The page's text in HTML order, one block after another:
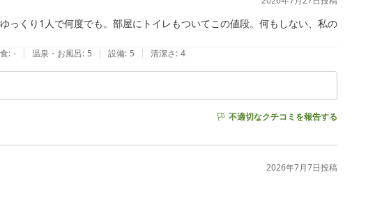
っくり1人で何度でも。部屋にトイレもついてこの値段。何もしない、私の
: - | 温泉・お風呂: 5 | 設備: 5 | 清潔さ: 4
不適切なクチコミを報告する
2026年7月7日投稿